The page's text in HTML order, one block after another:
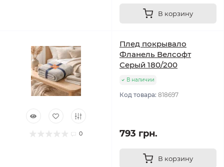
В корзину
0
Плед покрывало
Фланель Велсофт
Серый 180/200
В наличии
Код товара: 818697
793 грн.
В корзину